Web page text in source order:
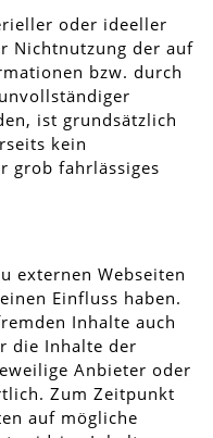
oder ideeller
Nichtnutzung der auf
bzw. durch
ist grundsätzlich
kein
grob fahrlässiges
externen Webseiten
Einfluss haben.
Inhalte auch
die Inhalte der
Anbieter oder
Zum Zeitpunkt
auf mögliche